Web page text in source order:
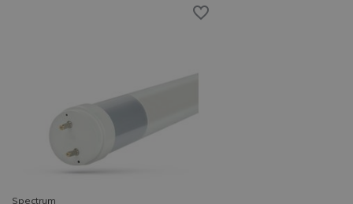
Spectrum